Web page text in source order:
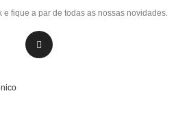
fique a par de todas as nossas novidades.